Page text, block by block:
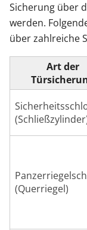
Sicherung über
werden.
über zahlreiche
Art der
(Querriegel)